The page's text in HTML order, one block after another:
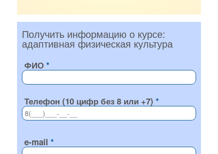
Получить информацию о курсе:
адаптивная физическая культура
ФИО
Телефон (10 цифр без 8 или +7)
e-mail